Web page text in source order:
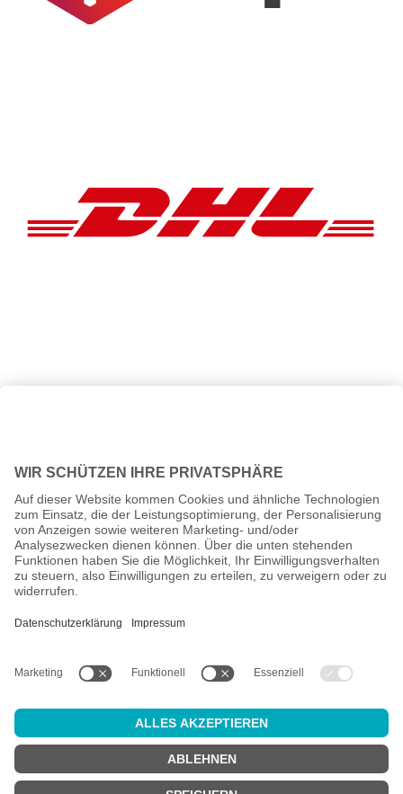
ggf. Nachnahmegebühren, wenn nicht anders angegeben.
Altersprüfung
Achtung:um diesen Onlineshop zu nutzen, müssen Siemindestens
18 Jahre alt